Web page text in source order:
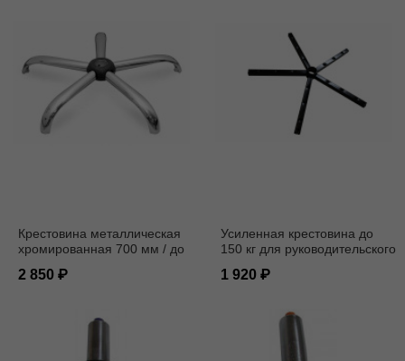
Крестовина металлическая
хромированная 700 мм / до
2 850
Усиленная крестовина до
150 кг для руководительского
накладки / под ролик 11 мм.
1 920